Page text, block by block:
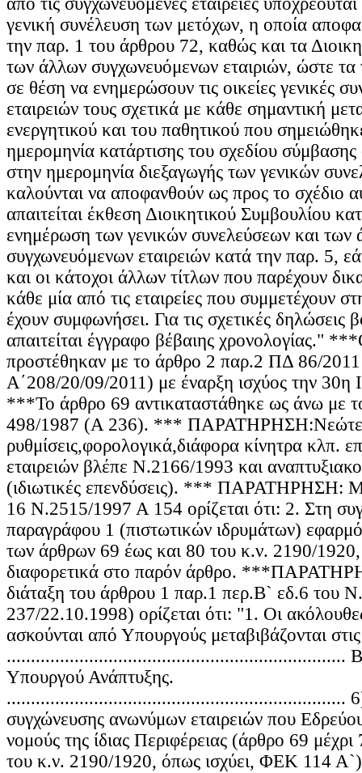
γενική συνέλευση των μετόχων, η οποία
την παρ. 1 του άρθρου 72, καθώς και τα
των άλλων συγχωνευόμενων εταιριών, ώστε τα
σε θέση να ενημερώσουν τις οικείες γενικές
εταιρειών τους σχετικά με κάθε σημαντική
ενεργητικού και του παθητικού που
ημερομηνία κατάρτισης του σχεδίου
στην ημερομηνία διεξαγωγής των γενικών
καλούνται να αποφανθούν ως προς το σχέδιο
απαιτείται έκθεση Διοικητικού Συμβουλίου
ενημέρωση των γενικών συνελεύσεων και των
συγχωνευόμενων εταιρειών κατά την παρ. 5,
και οι κάτοχοι άλλων τίτλων που παρέχουν
κάθε μία από τις εταιρείες που συμμετέχουν
έχουν συμφωνήσει. Για τις σχετικές δηλώσεις
απαιτείται έγγραφο βέβαιης χρονολογίας."
προστέθηκαν με το άρθρο 2 παρ.2 ΠΔ 86/
Α΄208/20/09/2011) με έναρξη ισχύος την 30η
***Το άρθρο 69 αντικαταστάθηκε ως άνω με
498/1987 (Α 236). ***
ρυθμίσεις,φορολογικά,διάφορα κίνητρα κλπ.
εταιρειών βλέπε Ν.2166/1993 και
(ιδιωτικές επενδύσεις). *** ΠΑΡΑΤΗΡΗΣΗ:
16 Ν.2515/1997 Α 154 ορίζεται ότι: 2. Στη
παραγράφου 1 (πιστωτικών ιδρυμάτων)
των άρθρων 69 έως και 80 του κ.ν. 2190/1920,
διαφορετικά στο παρόν άρθρο.
διάταξη του άρθρου 1 παρ.1 περ.Β` εδ.6 του
237/22.10.1998) ορίζεται ότι: "1. Οι
ασκούνται από Υπουργούς μεταβιβάζονται
......................................................................
Υπουργού Ανάπτυξης.
......................................................................
συγχώνευσης ανωνύμων εταιρειών που
νομούς της ίδιας Περιφέρειας (άρθρο 69
του κ.ν. 2190/1920, όπως ισχύει, ΦΕΚ 114